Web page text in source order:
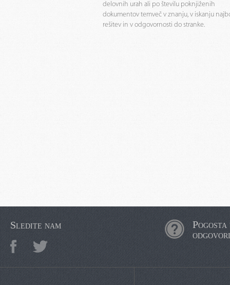
delovnih urah ali po številu poknjiženih
dokumentov temveč v znanju, v iskanju
rešitev in v odgovornosti do stranke.
Sledite nam
Pogosta
odgovori